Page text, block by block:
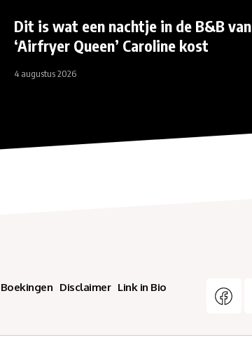
Dit is wat een nachtje in de B&B van
‘Airfryer Queen’ Caroline kost
4 augustus 2026
Boekingen Disclaimer Link in Bio